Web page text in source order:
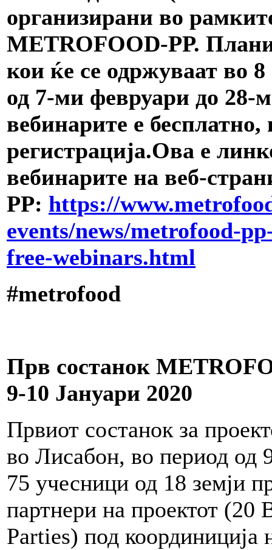
организирани во
METROFOOD-PP.
кои ќе се одржуваат во
од 7-ми февруари до 28-
вебинарите е
регистрација.Ова е
вебинарите на веб-
PP: https://
events/news/metrofood-
free-webinars.html
#metrofood
Прв состанок
9-10 Јануари 2020
Првиот состанок за
во Лисабон, во период од
75 учесници од 18 земји
партнери на проектот
Parties) под